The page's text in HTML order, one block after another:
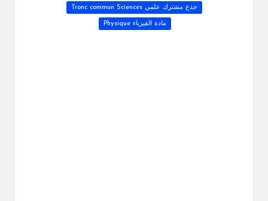
Posted
جذع مشترك علمي Tronc commun Sciences
مادة الفيزياء Physique